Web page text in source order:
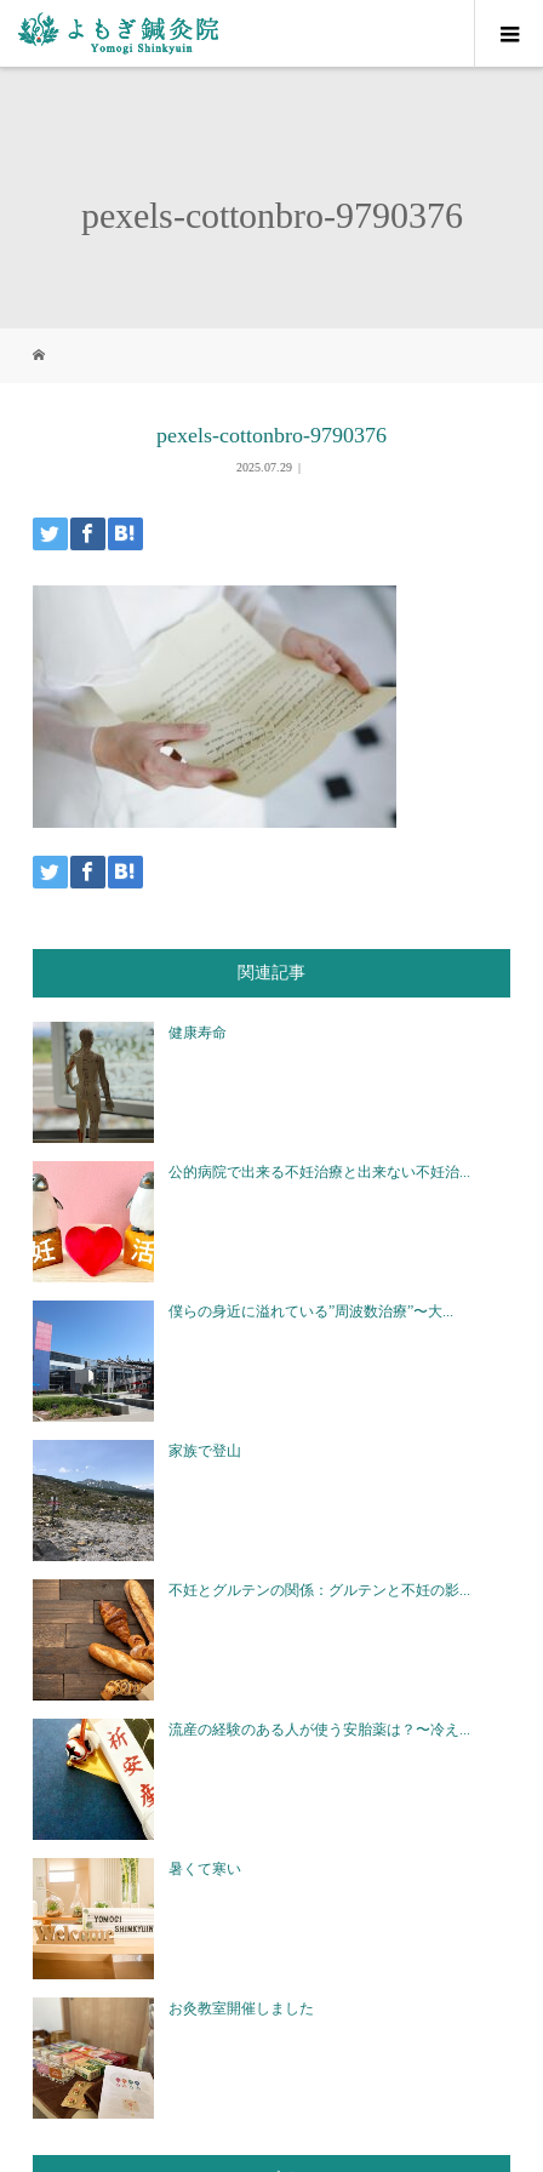
pexels-cottonbro-9790376
pexels-cottonbro-9790376
2025.07.29
関連記事
健康寿命
公的病院で出来る不妊治療と出来ない不妊治...
僕らの身近に溢れている”周波数治療”〜大...
家族で登山
不妊とグルテンの関係：グルテンと不妊の影...
流産の経験のある人が使う安胎薬は？〜冷え...
暑くて寒い
お灸教室開催しました